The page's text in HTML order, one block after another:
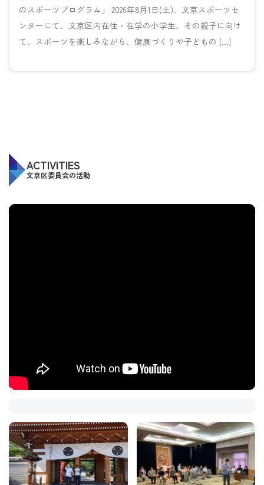
のスポーツプログラム」 2026年8月1日(土)、文京スポーツセ
ンターにて、文京区内在住・在学の小学生、その親子に向け
て、スポーツを楽しみながら、健康づくりや子どもの […]
ACTIVITIES
文京区委員会の活動